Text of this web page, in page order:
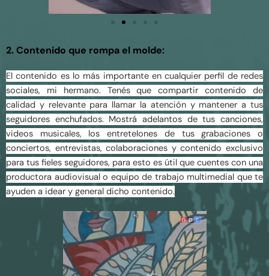
2. Contenido que rompa el molde:
El contenido es lo más importante en cualquier perfil de redes
sociales, mi hermano. Tenés que compartir contenido de
calidad y relevante para llamar la atención y mantener a tus
seguidores enchufados. Mostrá adelantos de tus canciones,
videos musicales, los entretelones de tus grabaciones o
conciertos, entrevistas, colaboraciones y contenido exclusivo
para tus fieles seguidores, para esto es útil que cuentes con una
productora audiovisual o equipo de trabajo multimedial que te
ayuden a idear y general dicho contenido.